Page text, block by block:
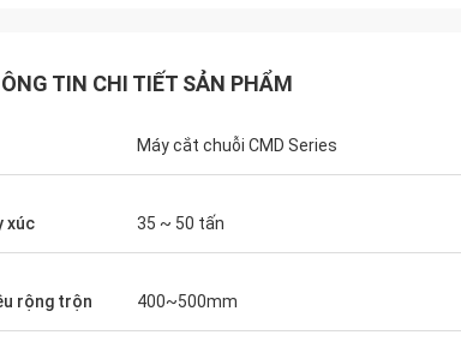
TIN CHI TIẾT SẢN PHẨM
Máy cắt chuỗi CMD Series
xúc 35 ~ 50 tấn
rộng trộn 400~500mm